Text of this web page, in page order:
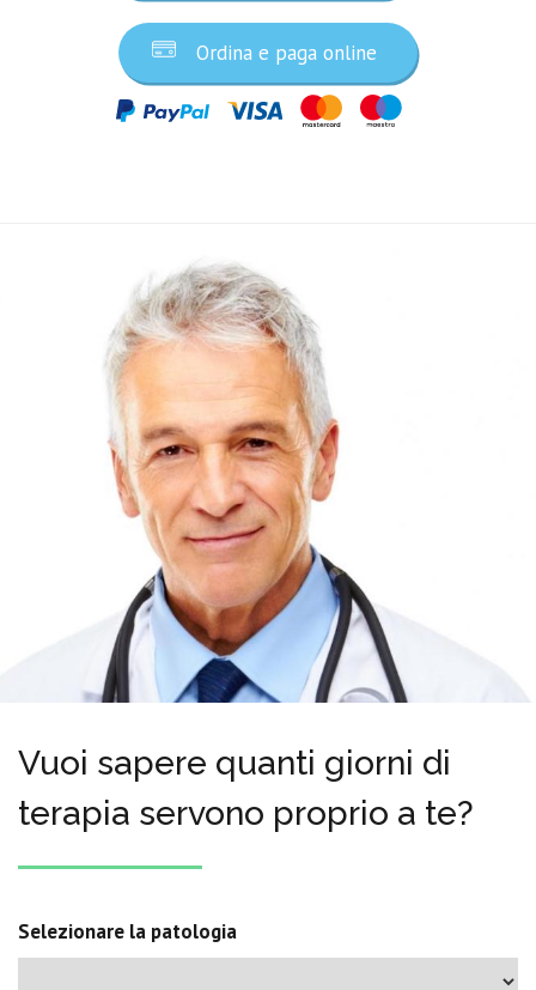
Ordina e paga online
Vuoi sapere quanti giorni di
terapia servono proprio a te?
Selezionare la patologia